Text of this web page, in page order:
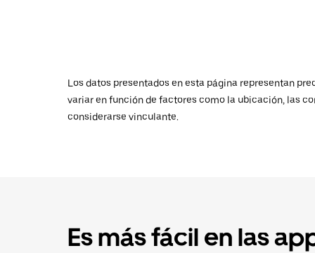
Los datos presentados en esta página representan
variar en función de factores como la ubicación, las
considerarse vinculante.
Es más fácil en las